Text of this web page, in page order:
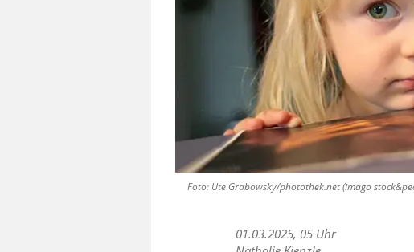
Foto: Ute Grabowsky/photothek.net (imago
01.03.2025, 05 Uhr